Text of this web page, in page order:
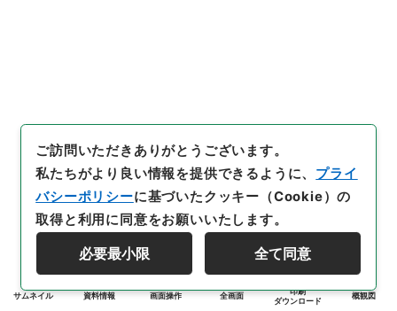
サムネイル 資料情報 画面操作 全画面
印刷
ダウンロード
概観図
ご訪問いただきありがとうございます。
私たちがより良い情報を提供できるように、 プライ
バシーポリシーに基づいたクッキー（Cookie）の
取得と利用に同意をお願いいたします。
必要最小限 全て同意